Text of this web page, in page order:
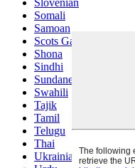
Slovenian
Somali
Samoan
Scots Gaelic
Shona
Sindhi
Sundanese
Swahili
Tajik
Tamil
Telugu
Thai
Ukrainian